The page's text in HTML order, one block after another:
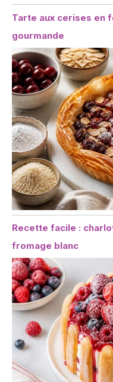
Tarte aux cerises en
gourmande
Recette facile :
fromage blanc